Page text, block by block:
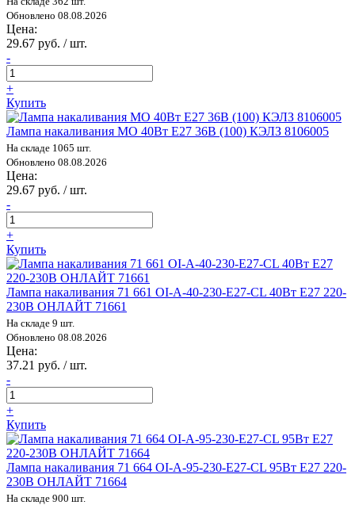
Обновлено 08.08.2026
Цена:
29.67 руб. / шт.
-
+
Купить
Лампа накаливания МО 40Вт E27 36В (100) КЭЛЗ 8106005
На складе 1065 шт.
Обновлено 08.08.2026
Цена:
29.67 руб. / шт.
-
+
Купить
Лампа накаливания 71 661 OI-A-40-230-E27-CL 40Вт E27 220-
230В ОНЛАЙТ 71661
На складе 9 шт.
Обновлено 08.08.2026
Цена:
37.21 руб. / шт.
-
+
Купить
Лампа накаливания 71 664 OI-A-95-230-E27-CL 95Вт E27 220-
230В ОНЛАЙТ 71664
На складе 900 шт.